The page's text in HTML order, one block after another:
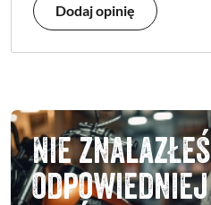
Dodaj opinię
Nie znalazłeś
odpowiedniej